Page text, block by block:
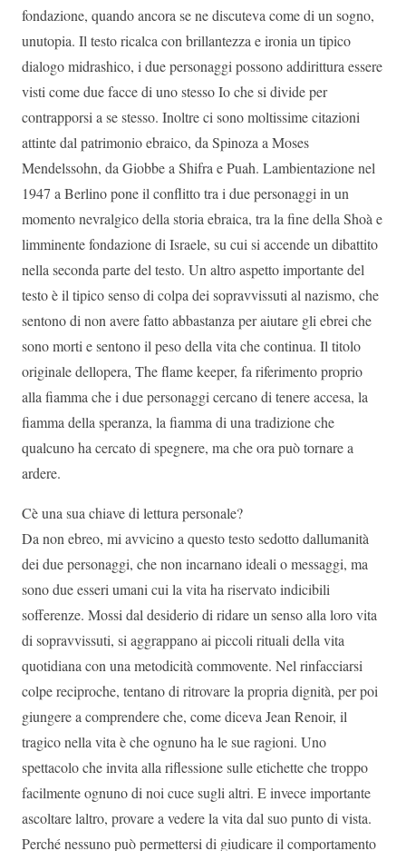
fondazione, quando ancora se ne discuteva come di un sogno,
unutopia. Il testo ricalca con brillantezza e ironia un tipico
dialogo midrashico, i due personaggi possono addirittura essere
visti come due facce di uno stesso Io che si divide per
contrapporsi a se stesso. Inoltre ci sono moltissime citazioni
attinte dal patrimonio ebraico, da Spinoza a Moses
Mendelssohn, da Giobbe a Shifra e Puah. Lambientazione nel
1947 a Berlino pone il conflitto tra i due personaggi in un
momento nevralgico della storia ebraica, tra la fine della Shoà e
limminente fondazione di Israele, su cui si accende un dibattito
nella seconda parte del testo. Un altro aspetto importante del
testo è il tipico senso di colpa dei sopravvissuti al nazismo, che
sentono di non avere fatto abbastanza per aiutare gli ebrei che
sono morti e sentono il peso della vita che continua. Il titolo
originale dellopera, The flame keeper, fa riferimento proprio
alla fiamma che i due personaggi cercano di tenere accesa, la
fiamma della speranza, la fiamma di una tradizione che
qualcuno ha cercato di spegnere, ma che ora può tornare a
ardere.
Cè una sua chiave di lettura personale?
Da non ebreo, mi avvicino a questo testo sedotto dallumanità
dei due personaggi, che non incarnano ideali o messaggi, ma
sono due esseri umani cui la vita ha riservato indicibili
sofferenze. Mossi dal desiderio di ridare un senso alla loro vita
di sopravvissuti, si aggrappano ai piccoli rituali della vita
quotidiana con una metodicità commovente. Nel rinfacciarsi
colpe reciproche, tentano di ritrovare la propria dignità, per poi
giungere a comprendere che, come diceva Jean Renoir, il
tragico nella vita è che ognuno ha le sue ragioni. Uno
spettacolo che invita alla riflessione sulle etichette che troppo
facilmente ognuno di noi cuce sugli altri. E invece importante
ascoltare laltro, provare a vedere la vita dal suo punto di vista.
Perché nessuno può permettersi di giudicare il comportamento